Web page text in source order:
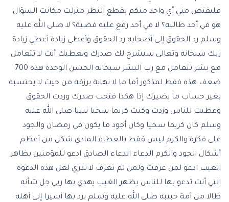
فليقتص مني أي واحد منكم بقطع النظر منزلت مكانت السؤال
هو في أحد طالبه؟ لا في أحد رفع عليه قضية؟ لا صلى الله عليه
وسلم رد الحقوق إلى أصحابه رد الحقوق وأعطي زيادة أعطي زيادة
ربك سبحانه وتعالى سيشرح لك صدرك ويعطيك أنت لا تتعامل
مع بشر تتعامل مع رب البشر سبحانه الحسن الوحدة هذه 700
ضعف هذه فقط لمذكور أما ما لا نهاية يرزقه من حيث لا يحتسبه
بغير حساب ما يضيرك إذا هكذا فتحت صدرك وردت الحقوق
وعطيت للناس وزدت وكنت كريما سخيا نبينا صلى الله عليه
وسلم كان كريما سخيا وكان أجود ما يكون في رمضان والجود
على فكرة والكرم ليس فقط بالعطاء المادي شكل من أعظم
أشكال الجود والكرم الدعاء الدعاء الصادق ادعو للمؤمنين بظاهر
الغيب ادعو لمن عرفت ولمن لم تعرف لا تدري لعل هذه الدعوة
التي أنت تدعو بها للناس بظهر الغيب يهدي بها ربي جل شأنه
ظالا من أمة حبيبه صلى الله عليه وسلم يرد بها أسيرا إلى أهله